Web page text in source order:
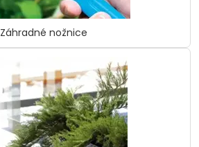
Záhradné nožnice